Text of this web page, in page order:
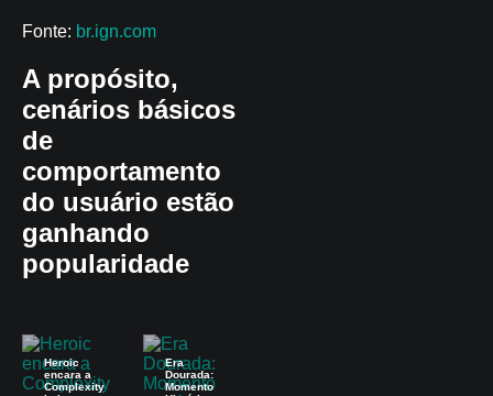
Fonte: br.ign.com
A propósito,
cenários básicos
de
comportamento
do usuário estão
ganhando
popularidade
Heroic
encara a
Complexity
Era
Dourada:
Momento